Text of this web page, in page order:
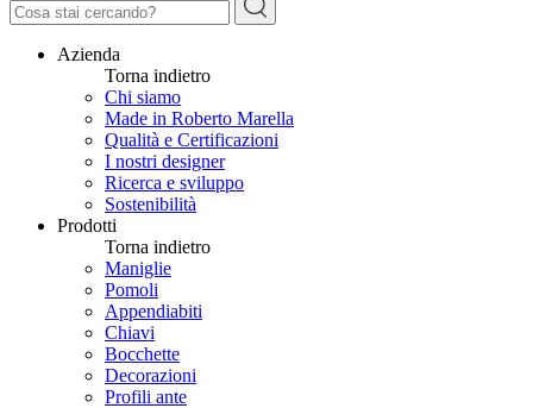
Azienda
Torna indietro
Chi siamo
Made in Roberto Marella
Qualità e Certificazioni
I nostri designer
Ricerca e sviluppo
Sostenibilità
Prodotti
Torna indietro
Maniglie
Pomoli
Appendiabiti
Chiavi
Bocchette
Decorazioni
Profili ante